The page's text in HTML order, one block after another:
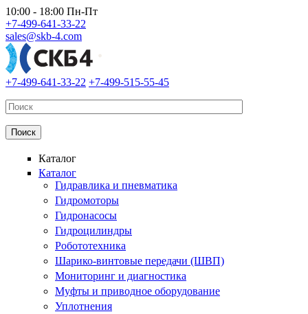
Перейти к основному содержанию
10:00 - 18:00 Пн-Пт
+7-499-641-33-22
sales@skb-4.com
+7-499-641-33-22 +7-499-515-55-45
Каталог
Каталог
Гидравлика и пневматика
Гидромоторы
Гидронасосы
Гидроцилиндры
Робототехника
Шарико-винтовые передачи (ШВП)
Мониторинг и диагностика
Муфты и приводное оборудование
Уплотнения